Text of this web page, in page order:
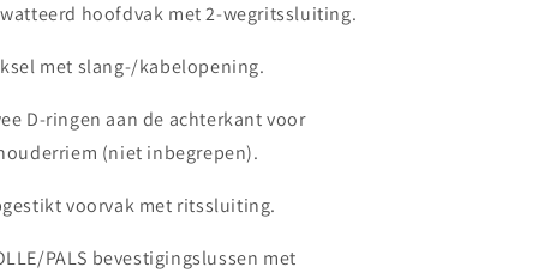
hoofdvak met 2-wegritssluiting.
met slang-/kabelopening.
D-ringen aan de achterkant voor
(niet inbegrepen).
voorvak met ritssluiting.
PALS bevestigingslussen met